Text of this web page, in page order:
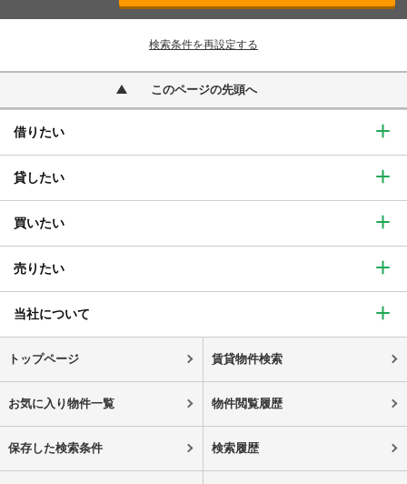
検索条件を再設定する
このページの先頭へ
借りたい
貸したい
買いたい
売りたい
当社について
トップページ 賃貸物件検索
お気に入り物件一覧 物件閲覧履歴
保存した検索条件 検索履歴